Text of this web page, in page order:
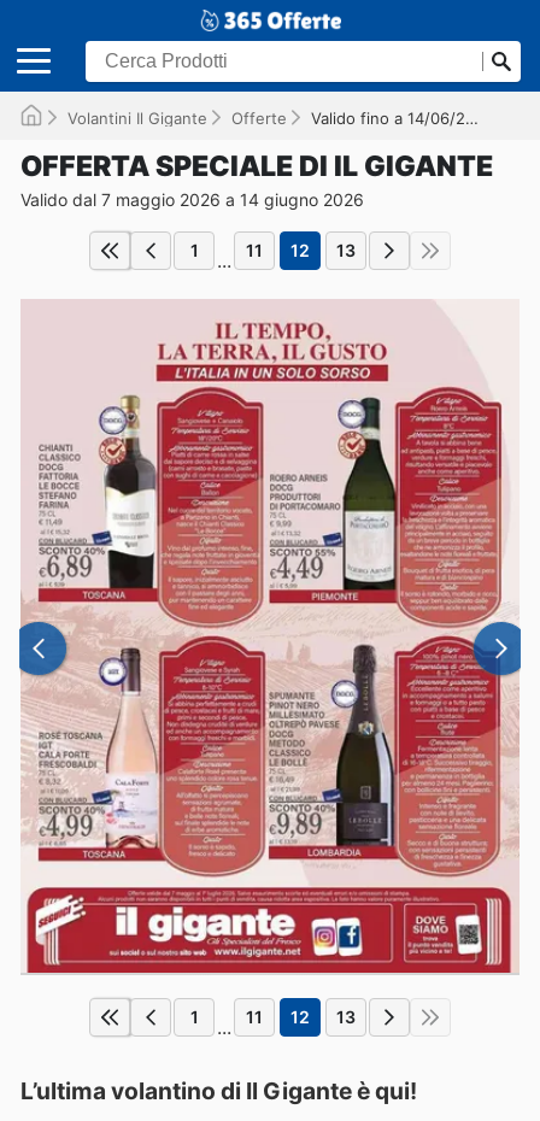
Volantini Il Gigante Offerte Valido fino a 14/06/2026
OFFERTA SPECIALE DI IL GIGANTE
Valido dal 7 maggio 2026 a 14 giugno 2026
1 ... 11 12 13
1 ... 11 12 13
L’ultima volantino di Il Gigante è qui!